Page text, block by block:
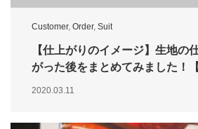
Customer, Order, Suit
【仕上がりのイメージ】生地の
がった後をまとめてみました！
2020.03.11